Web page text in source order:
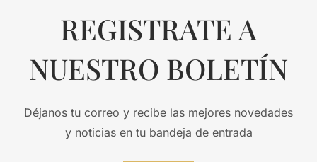
REGISTRATE A
NUESTRO BOLETÍN
Déjanos tu correo y recibe las mejores novedades
y noticias en tu bandeja de entrada